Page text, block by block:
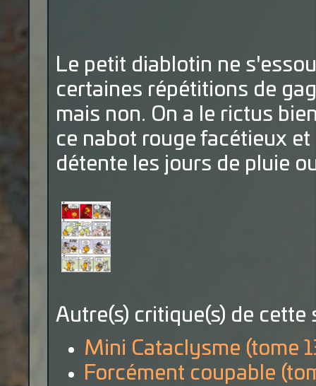
Le petit diablotin ne
certaines répétitions de
mais non. On a le rictus
ce nabot rouge facétieux
détente les jours de pluie
Autre(s) critique(s) de cette
Mini Cataclysme (tome
Forcément coupable